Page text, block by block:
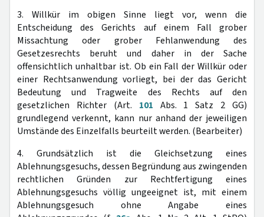
3. Willkür im obigen Sinne liegt vor, wenn die
Entscheidung des Gerichts auf einem Fall grober
Missachtung oder grober Fehlanwendung des
Gesetzesrechts beruht und daher in der Sache
offensichtlich unhaltbar ist. Ob ein Fall der Willkür oder
einer Rechtsanwendung vorliegt, bei der das Gericht
Bedeutung und Tragweite des Rechts auf den
gesetzlichen Richter (Art. 101 Abs. 1 Satz 2 GG)
grundlegend verkennt, kann nur anhand der jeweiligen
Umstände des Einzelfalls beurteilt werden. (Bearbeiter)
4. Grundsätzlich ist die Gleichsetzung eines
Ablehnungsgesuchs, dessen Begründung aus zwingenden
rechtlichen Gründen zur Rechtfertigung eines
Ablehnungsgesuchs völlig ungeeignet ist, mit einem
Ablehnungsgesuch ohne Angabe eines